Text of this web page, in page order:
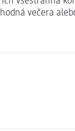
večera